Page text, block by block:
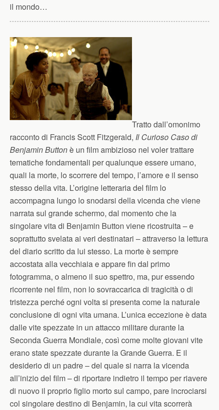
il mondo…
Tratto dall’omonimo
racconto di Francis Scott Fitzgerald, Il Curioso Caso di
Benjamin Buttonè un film ambizioso nel voler trattare
tematiche fondamentali per qualunque essere umano,
quali la morte, lo scorrere del tempo, l’amore e il senso
stesso della vita. L’origine letteraria del film lo
accompagna lungo lo snodarsi della vicenda che viene
narrata sul grande schermo, dal momento che la
singolare vita di Benjamin Button viene ricostruita – e
soprattutto svelata ai veri destinatari – attraverso la lettura
del diario scritto da lui stesso. La morte è sempre
accostata alla vecchiaia e appare fin dal primo
fotogramma, o almeno il suo spettro, ma, pur essendo
ricorrente nel film, non lo sovraccarica di tragicità o di
tristezza perché ogni volta si presenta come la naturale
conclusione di ogni vita umana. L’unica eccezione è data
dalle vite spezzate in un attacco militare durante la
Seconda Guerra Mondiale, così come molte giovani vite
erano state spezzate durante la Grande Guerra. E il
desiderio di un padre – del quale si narra la vicenda
all’inizio del film – di riportare indietro il tempo per riavere
di nuovo il proprio figlio morto sul campo, pare incrociarsi
col singolare destino di Benjamin, la cui vita scorrerà